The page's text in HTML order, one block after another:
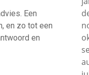
Een
en zo tot een
en